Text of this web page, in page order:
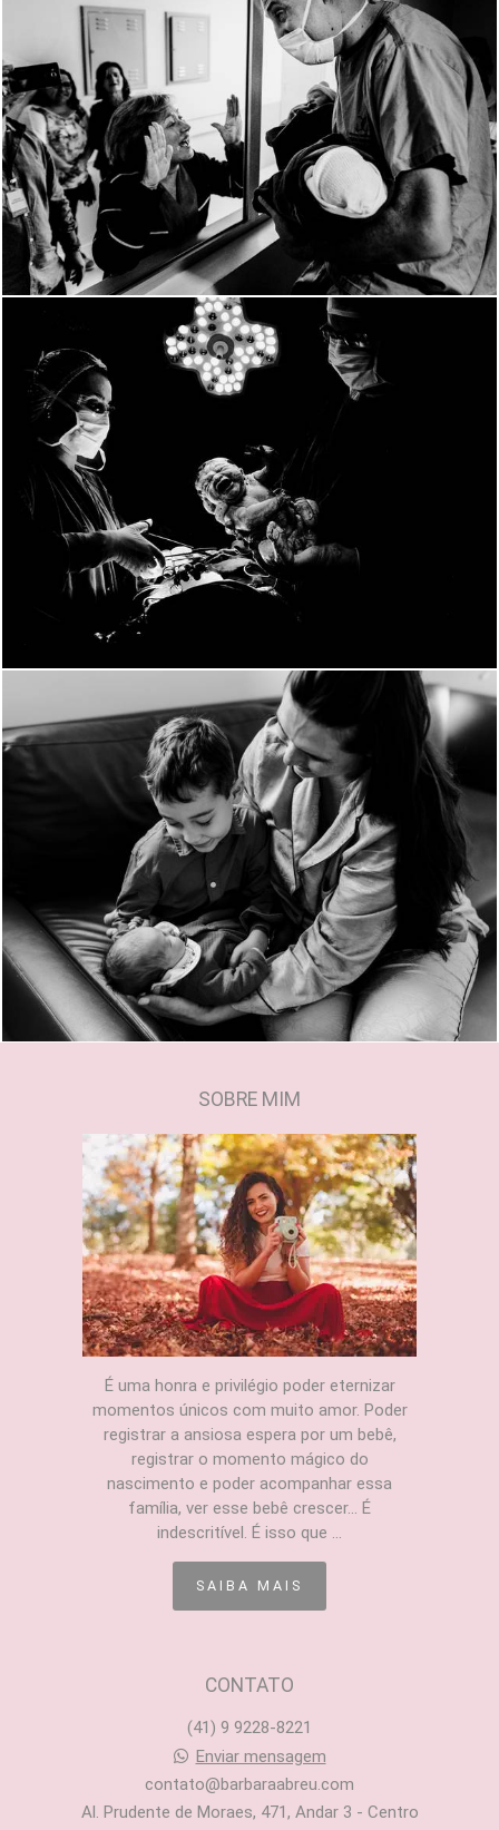
1853 0
2205 27
444 0
SOBRE MIM
É uma honra e privilégio poder eternizar
momentos únicos com muito amor. Poder
registrar a ansiosa espera por um bebê,
registrar o momento mágico do
nascimento e poder acompanhar essa
família, ver esse bebê crescer... É
indescritível. É isso que ...
SAIBA MAIS
CONTATO
(41) 9 9228-8221
Enviar mensagem
contato@barbaraabreu.com
Al. Prudente de Moraes, 471, Andar 3 - Centro